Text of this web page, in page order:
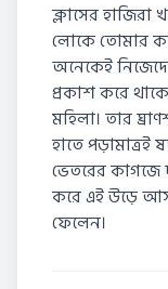
ক্লাসের হাজিরা
লোকে তোমার
অনেকেই
প্রকাশ করে
মহিলা। তার
হাতে পড়ামাত্রই
ভেতরের কাগজে
করে এই উড়ে
ফেলেন।